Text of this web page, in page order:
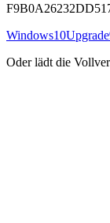
Oder lädt die